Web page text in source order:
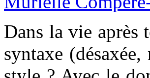
Dans la vie après
syntaxe